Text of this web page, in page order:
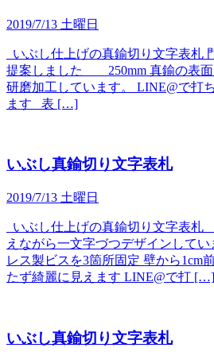
2019/7/13 土曜日
いぶし仕上げの真鍮切り文字表札
提案しました 250mm 真鍮の表面
研磨加工しています。 LINE@で打
ます 表 […]
いぶし真鍮切り文字表札
2019/7/13 土曜日
いぶし仕上げの真鍮切り文字表
えながら一文字づつデザインして
レス製ビスを3箇所固定 壁から1cm
たず綺麗に見えます LINE@で打 […]
いぶし真鍮切り文字表札